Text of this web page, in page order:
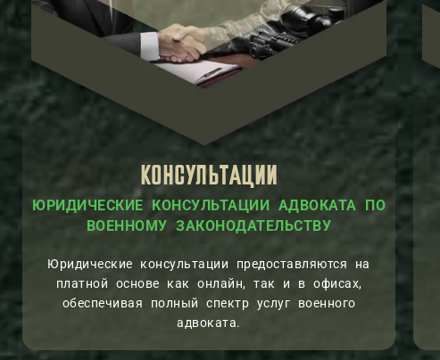
КОНСУЛЬТАЦИИ
ЮРИДИЧЕСКИЕ КОНСУЛЬТАЦИИ АДВОКАТА ПО
ВОЕННОМУ ЗАКОНОДАТЕЛЬСТВУ
Юридические консультации предоставляются на
платной основе как онлайн, так и в офисах,
обеспечивая полный спектр услуг военного
адвоката.